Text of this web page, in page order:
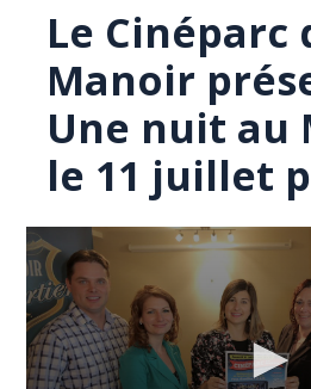
Le Cinéparc
Manoir
Une nuit au
le 11 juillet